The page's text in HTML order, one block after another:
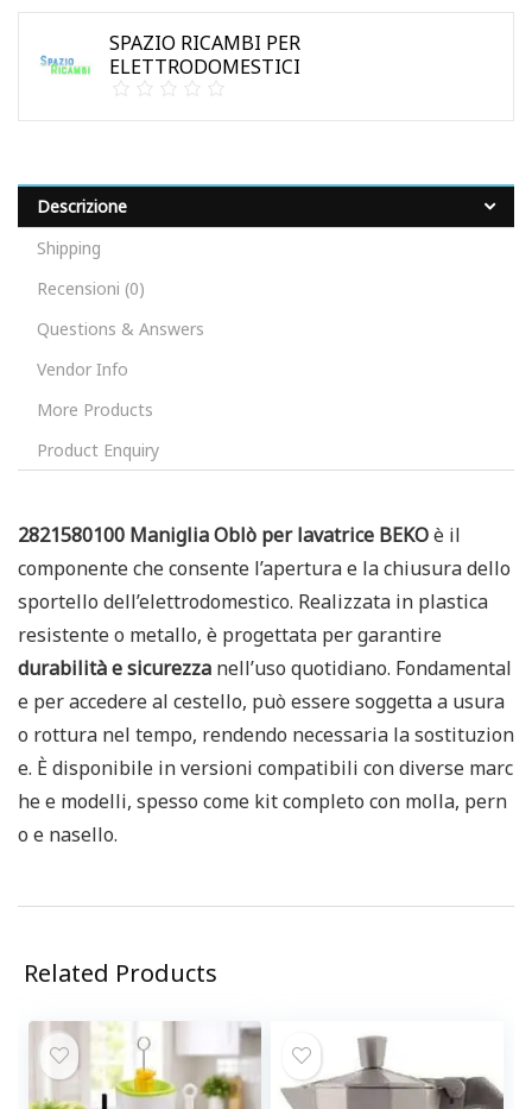
SPAZIO RICAMBI PER
ELETTRODOMESTICI
Descrizione
Shipping
Recensioni (0)
Questions & Answers
Vendor Info
More Products
Product Enquiry
2821580100 Maniglia Oblò per lavatrice BEKOè il
componente che consente l’apertura e la chiusura dello
sportello dell’elettrodomestico. Realizzata in plastica
resistente o metallo, è progettata per garantire
durabilità e sicurezza nell’uso quotidiano. Fondamental
e per accedere al cestello, può essere soggetta a usura
o rottura nel tempo, rendendo necessaria la sostituzion
e. È disponibile in versioni compatibili con diverse marc
he e modelli, spesso come kit completo con molla, pern
o e nasello.
Related Products